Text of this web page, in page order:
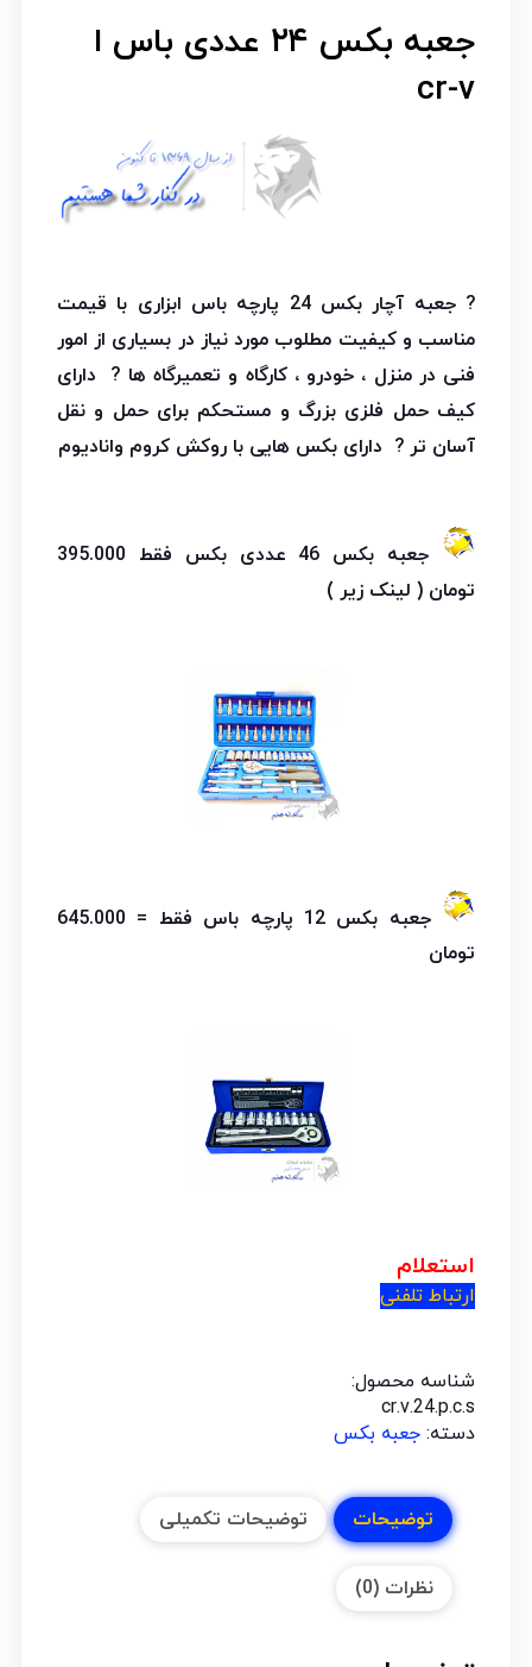
جعبه بکس ۲۴ عددی باس ا
cr-v
? جعبه آچار بکس 24 پارچه باس ابزاری با قیمت
مناسب و کیفیت مطلوب مورد نیاز در بسیاری از امور
فنی در منزل ، خودرو ، کارگاه و تعمیرگاه ها ? دارای
کیف حمل فلزی بزرگ و مستحکم برای حمل و نقل
آسان تر ? دارای بکس هایی با روکش کروم وانادیوم
جعبه بکس 46 عددی بکس فقط 395.000
تومان ( لینک زیر )
جعبه بکس 12 پارچه باس فقط = 645.000
تومان
استعلام
ارتباط تلفنی
شناسه محصول:
cr.v.24.p.c.s
دسته: جعبه بکس
توضیحات توضیحات تکمیلی
نظرات (0)